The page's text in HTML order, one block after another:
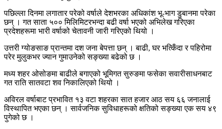
पछिल्ला दिनमा लगातार परेको वर्षाले देशभरका अधिकांश भू-भाग डुबानमा परेका
छन् । गत साता ५०० मिलिमिटरभन्दा बढी वर्षा भएको अभिलेख गरिएका
प्रदेशहरूमा भारी वर्षाको चेतावनी जारी गरिएको थियो ।
उत्तरी ग्योङसाङ प्रान्तमा दश जना बेपत्ता छन् । बाढी, घर भत्किँदा र पहिरोमा
परेर मुलुकभर ज्यान गुमाउनेको सङ्ख्या बढेको छ ।
मध्य शहर ओसोङमा बाढीले बगाएको भूमिगत सुरुङमा फसेका सवारीसाधनबाट
गत राति सातवटा शव निकालिएको थियो ।
अविरल वर्षाबाट प्रभावित १३ वटा शहरका सात हजार आठ सय ६६ जनालाई
विस्थापित भएका छन् । सार्वजनिक सुविधाहरूको क्षतिको सङ्ख्या एक सय ४९
पुगेको छ ।